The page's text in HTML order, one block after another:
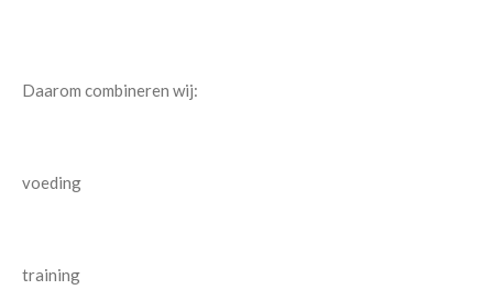
Daarom combineren wij:
voeding
training